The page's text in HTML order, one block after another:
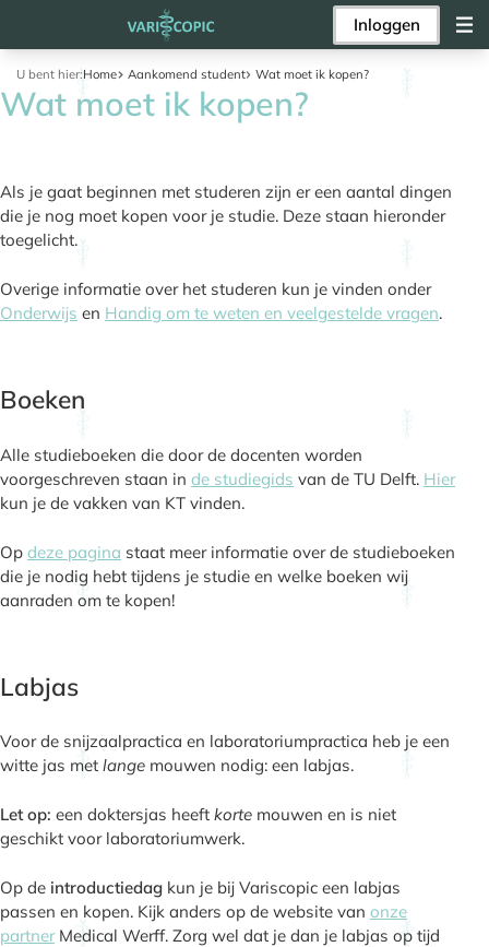
Inloggen
U bent hier:Home Aankomend student Wat moet ik kopen?
Wat moet ik kopen?
Als je gaat beginnen met studeren zijn er een aantal dingen
die je nog moet kopen voor je studie. Deze staan hieronder
toegelicht.
Overige informatie over het studeren kun je vinden onder
Onderwijs en Handig om te weten en veelgestelde vragen.
Boeken
Alle studieboeken die door de docenten worden
voorgeschreven staan in de studiegids van de TU Delft. Hier
kun je de vakken van KT vinden.
Op deze pagina staat meer informatie over de studieboeken
die je nodig hebt tijdens je studie en welke boeken wij
aanraden om te kopen!
Labjas
Voor de snijzaalpractica en laboratoriumpractica heb je een
witte jas met lange mouwen nodig: een labjas.
Let op: een doktersjas heeft korte mouwen en is niet
geschikt voor laboratoriumwerk.
Op de introductiedag kun je bij Variscopic een labjas
passen en kopen. Kijk anders op de website van onze
partnerMedical Werff. Zorg wel dat je dan je labjas op tijd